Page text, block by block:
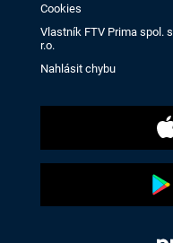
Cookies
Vlastník FTV Prima spol. s
r.o.
Nahlásit chybu